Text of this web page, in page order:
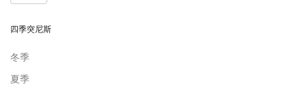
四季突尼斯
冬季
夏季